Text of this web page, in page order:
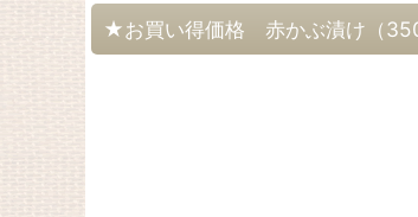
★お買い得価格 赤かぶ漬け（